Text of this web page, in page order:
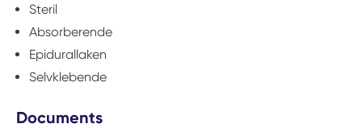
Steril
Absorberende
Epidurallaken
Selvklebende
Documents